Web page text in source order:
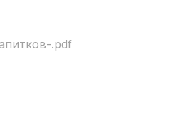
.pdf